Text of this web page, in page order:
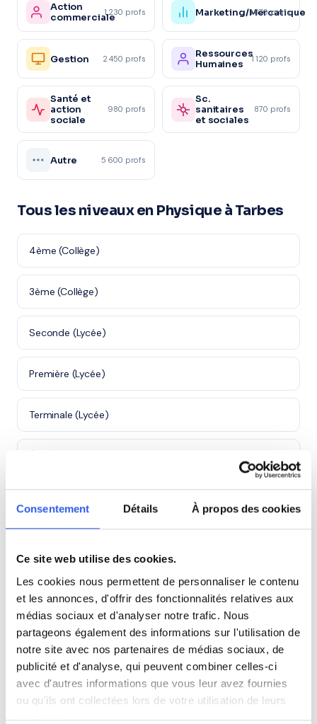
Consentement Détails À propos des cookies
Ce site web utilise des cookies.
Les cookies nous permettent de personnaliser le contenu
et les annonces, d'offrir des fonctionnalités relatives aux
médias sociaux et d'analyser notre trafic. Nous
partageons également des informations sur l'utilisation de
notre site avec nos partenaires de médias sociaux, de
publicité et d'analyse, qui peuvent combiner celles-ci
avec d'autres informations que vous leur avez fournies
ou qu'ils ont collectées lors de votre utilisation de leurs
services.
Action
commerciale1 230 profs Marketing/Mercatique
1 870 profs
Gestion 2 450 profs
Ressources
Humaines
1 120 profs
Santé et
action
sociale
980 profs
Sc.
sanitaires
et sociales
870 profs
Autre 5 600 profs
Tous les niveaux en Physique à Tarbes
4ème (Collège)
3ème (Collège)
Seconde (Lycée)
Première (Lycée)
Terminale (Lycée)
⭐
264+ familles accompagnées à Tarbes
intervient à domicile à Tarbes et alentours.
Rejoindre ces familles →
Villes proches de Tarbes
Physique à Lourdes (65)